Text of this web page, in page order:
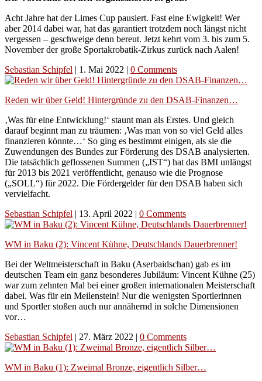
Acht Jahre hat der Limes Cup pausiert. Fast eine Ewigkeit! Wer
aber 2014 dabei war, hat das garantiert trotzdem noch längst nicht
vergessen – geschweige denn bereut. Jetzt kehrt vom 3. bis zum 5.
November der große Sportakrobatik-Zirkus zurück nach Aalen!
Sebastian Schipfel | 1. Mai 2022 | 0 Comments
Reden wir über Geld! Hintergründe zu den DSAB-Finanzen…
‚Was für eine Entwicklung!‘ staunt man als Erstes. Und gleich
darauf beginnt man zu träumen: ‚Was man von so viel Geld alles
finanzieren könnte…‘ So ging es bestimmt einigen, als sie die
Zuwendungen des Bundes zur Förderung des DSAB analysierten.
Die tatsächlich geflossenen Summen („IST“) hat das BMI unlängst
für 2013 bis 2021 veröffentlicht, genauso wie die Prognose
(„SOLL“) für 2022. Die Fördergelder für den DSAB haben sich
vervielfacht.
Sebastian Schipfel | 13. April 2022 | 0 Comments
WM in Baku (2): Vincent Kühne, Deutschlands Dauerbrenner!
Bei der Weltmeisterschaft in Baku (Aserbaidschan) gab es im
deutschen Team ein ganz besonderes Jubiläum: Vincent Kühne (25)
war zum zehnten Mal bei einer großen internationalen Meisterschaft
dabei. Was für ein Meilenstein! Nur die wenigsten Sportlerinnen
und Sportler stoßen auch nur annähernd in solche Dimensionen
vor…
Sebastian Schipfel | 27. März 2022 | 0 Comments
WM in Baku (1): Zweimal Bronze, eigentlich Silber…